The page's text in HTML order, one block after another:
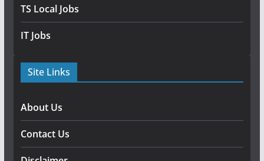
TS Local Jobs
IT Jobs
Site Links
About Us
Contact Us